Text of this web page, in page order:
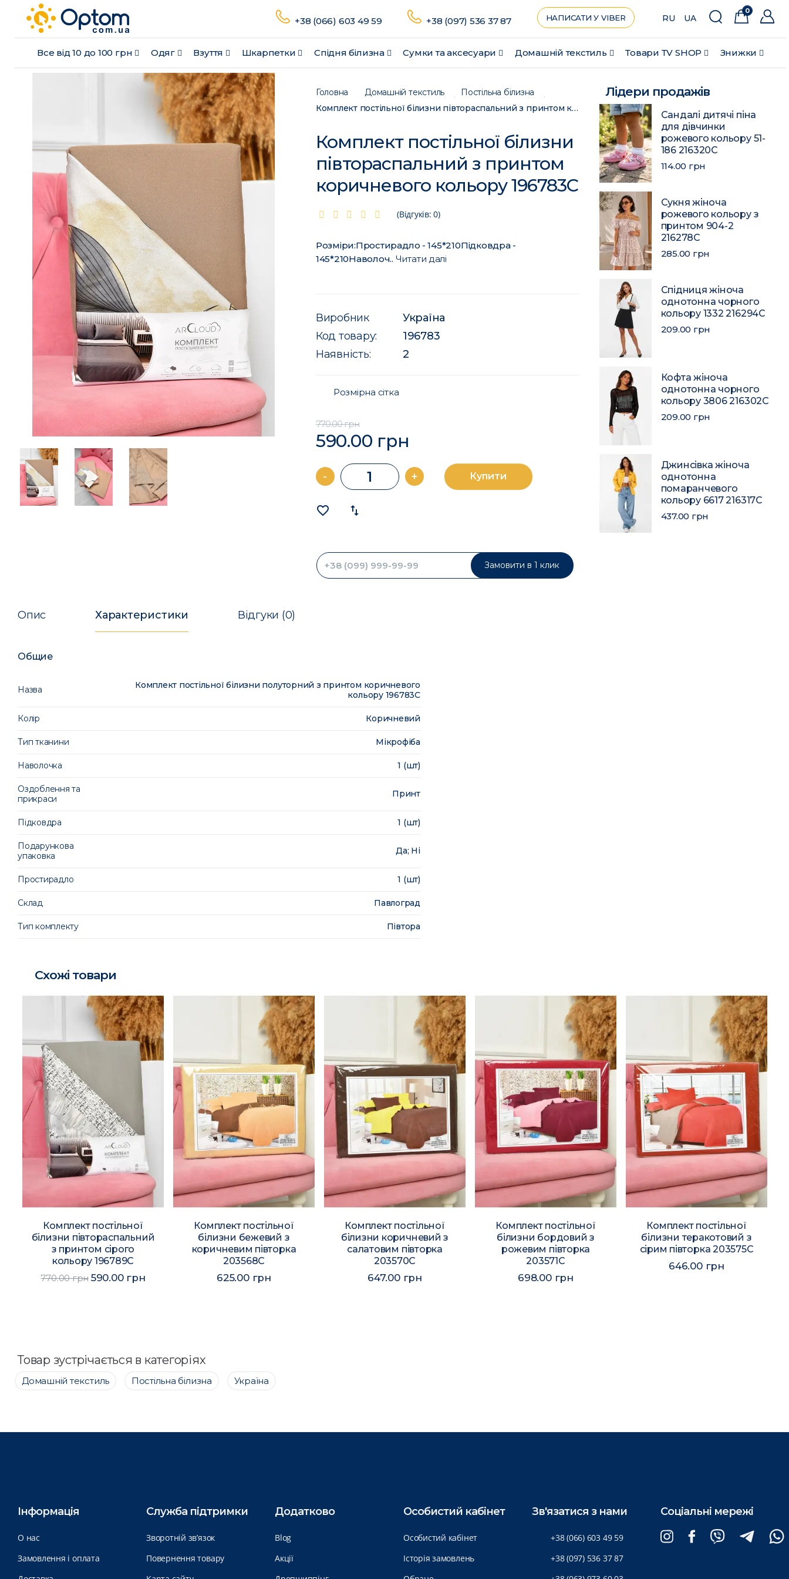
Все від 10 до 100 грн Одяг Взуття Шкарпетки Спідня білизна Сумки та аксесуари Домашній текстиль Товари ТV SHOP Знижки
+38 (066) 603 49 59 +38 (097) 536 37 87 НАПИСАТИ У VIBER RU UA
0
Головна Домашній текстиль
Постільна білизна
Комплект постільної білизни півтораспальний з принтом коричневого кольору 196783C
Комплект постільної білизни
півтораспальний з принтом
коричневого кольору 196783C
(Відгуків: 0)
Розміри:Простирадло - 145*210Підковдра -
145*210Наволоч.. Читати далі
Виробник
Україна
Код товару:
196783
Наявність:
2
Розмірна сітка
770.00 грн
590.00 грн
- + Купити
favorite_border import_export
Замовити в 1 клик
Опис Характеристики Відгуки (0)
Общие
Назва
Комплект постільної білизни полуторний з принтом коричневого
кольору 196783C
Колір Коричневий
Тип тканини Мікрофіба
Наволочка 1 (шт)
Оздоблення та
прикраси
Принт
Підковдра 1 (шт)
Подарункова
упаковка
Да; Ні
Простирадло 1 (шт)
Склад Павлоград
Тип комплекту Півтора
Лідери продажів
Сандалі дитячі піна
для дівчинки
рожевого кольору 51-
186 216320C
114.00 грн
Сукня жіноча
рожевого кольору з
принтом 904-2
216278C
285.00 грн
Спідниця жіноча
однотонна чорного
кольору 1332 216294C
209.00 грн
Кофта жіноча
однотонна чорного
кольору 3806 216302C
209.00 грн
Джинсівка жіноча
однотонна
помаранчевого
кольору 6617 216317C
437.00 грн
Схожі товари
Комплект постільної
білизни півтораспальний
з принтом сірого
кольору 196789C
770.00 грн 590.00 грн
Комплект постільної
білизни бежевий з
коричневим півторка
203568C
625.00 грн
Комплект постільної
білизни коричневий з
салатовим півторка
203570C
647.00 грн
Комплект постільної
білизни бордовий з
рожевим півторка
203571C
698.00 грн
Комплект постільної
білизни теракотовий з
сірим півторка 203575C
646.00 грн
Товар зустрічається в категоріях
Домашній текстиль Постільна білизна Україна
Інформація
О нас
Замовлення і оплата
Служба підтримки
Зворотній зв’язок
Повернення товару
Додатково
Blog
Акції
Особистий кабінет
Особистий кабінет
Історія замовлень
Зв'язатися з нами
+38 (066) 603 49 59
+38 (097) 536 37 87
Соціальні мережі